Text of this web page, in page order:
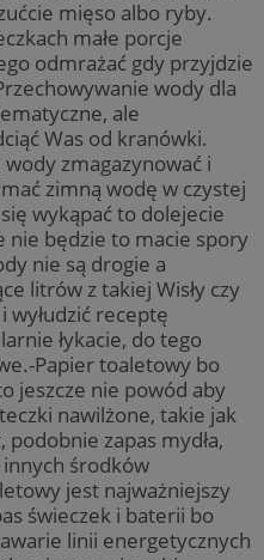
mięso albo ryby.
małe porcje
odmrażać gdy przyjdzie
wody dla
ale
Was od kranówki.
zmagazynować i
zimną wodę w czystej
wykąpać to dolejecie
nie będzie to macie spory
nie są drogie a
litrów z takiej Wisły czy
wyłudzić receptę
łykacie, do tego
Papier toaletowy bo
jeszcze nie powód aby
nawilżone, takie jak
zapas mydła,
środków
jest najważniejszy
świeczek i baterii bo
linii energetycznych